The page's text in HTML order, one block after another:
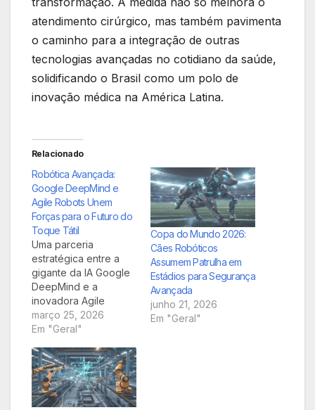
atendimento cirúrgico, mas também pavimenta
o caminho para a integração de outras
tecnologias avançadas no cotidiano da saúde,
solidificando o Brasil como um polo de
inovação médica na América Latina.
Relacionado
Robótica Avançada:
Google DeepMind e
Agile Robots Unem
Forças para o Futuro do
Toque Tátil
Uma parceria
estratégica entre a
gigante da IA Google
DeepMind e a
inovadora Agile
Robots promete
redefinir a interação
integrar os avançados
modelos de
inteligência artificial
do Google, como o
março 25, 2026
Em "Geral"
Copa do Mundo 2026:
Cães Robóticos
Assumem Patrulha em
Estádios para Segurança
Avançada
junho 21, 2026
Em "Geral"